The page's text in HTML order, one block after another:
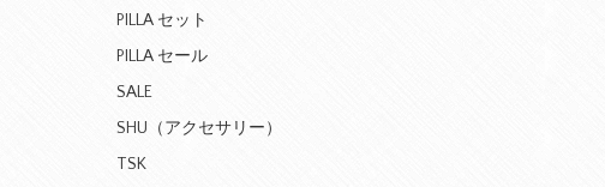
PILLA セット
PILLA セール
SALE
SHU（アクセサリー）
TSK